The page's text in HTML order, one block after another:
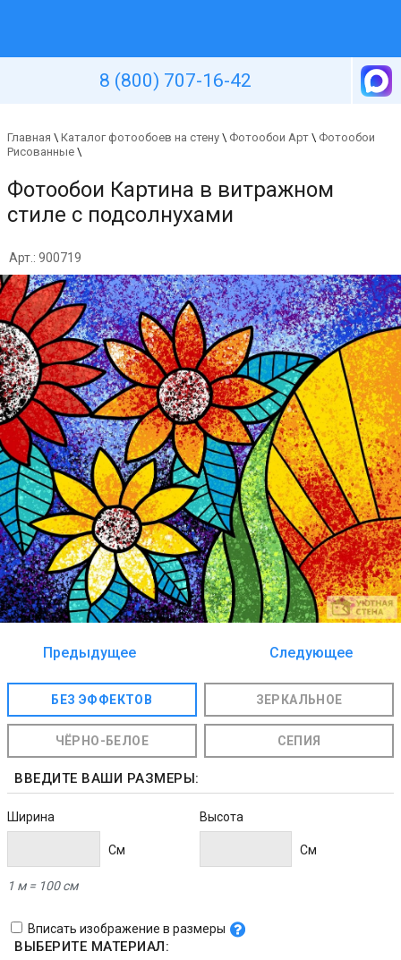
8 (800) 707-16-42
Главная \ Каталог фотообоев на стену \ Фотообои Арт \ Фотообои
Рисованные \
Фотообои Картина в витражном
стиле с подсолнухами
Арт.: 900719
Предыдущее
Следующее
БЕЗ ЭФФЕКТОВ ЗЕРКАЛЬНОЕ
ЧЁРНО-БЕЛОЕ СЕПИЯ
ВВЕДИТЕ ВАШИ РАЗМЕРЫ:
Ширина
Cм
Высота
Cм
1 м = 100 см
Вписать изображение в размеры
ВЫБЕРИТЕ МАТЕРИАЛ: